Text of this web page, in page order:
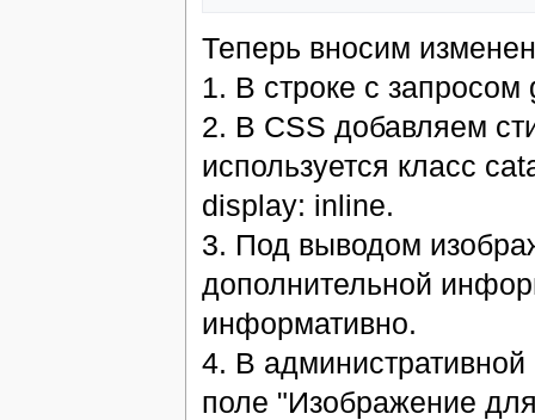
Теперь вносим
1. В строке с запросом
2. В CSS добавляем
используется класс
display: inline.
3. Под выводом
дополнительной
информативно.
4. В
поле "Изображение